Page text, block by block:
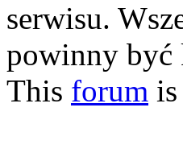
serwisu.
powinny być
This forum